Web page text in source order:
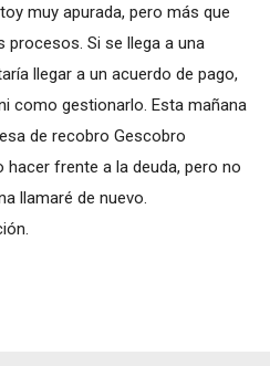
muy apurada, pero más que
Si se llega a una
llegar a un acuerdo de pago,
como gestionarlo. Esta mañana
de recobro Gescobro
frente a la deuda, pero no
llamaré de nuevo.